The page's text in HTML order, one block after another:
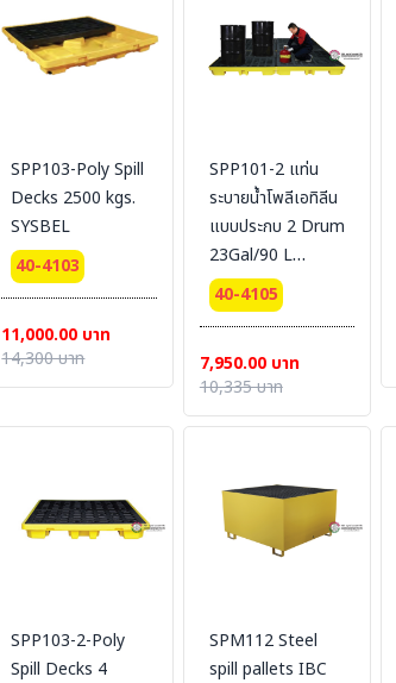
SPP103-Poly Spill
Decks 2500 kgs.
SYSBEL
40-4103
11,000.00 บาท
14,300 บาท
SPP101-2 แท่น
ระบายน้ำโพลีเอทิลีน
แบบประกบ 2 Drum
23Gal/90 L
LOADING 1500
KG.
40-4105
7,950.00 บาท
10,335 บาท
SPP103-2-Poly
Spill Decks 4
SPM112 Steel
spill pallets IBC